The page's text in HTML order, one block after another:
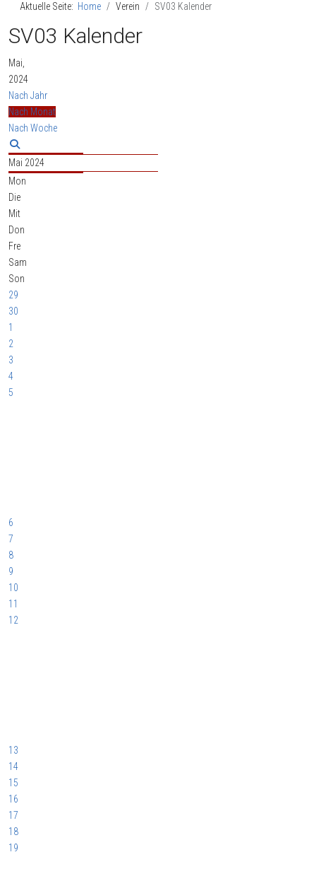
Aktuelle Seite: Home Verein SV03 Kalender
SV03 Kalender
Mai,
2024
Nach Jahr
Nach Monat
Nach Woche
Mai 2024
Mon
Die
Mit
Don
Fre
Sam
Son
29
30
1
2
3
4
5
6
7
8
9
10
11
12
13
14
15
16
17
18
19